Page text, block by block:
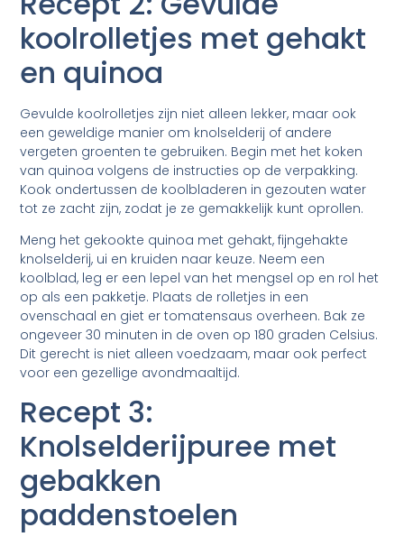
koolrolletjes met gehakt
en quinoa
Gevulde koolrolletjes zijn niet alleen lekker, maar ook
een geweldige manier om knolselderij of andere
vergeten groenten te gebruiken. Begin met het koken
van quinoa volgens de instructies op de verpakking.
Kook ondertussen de koolbladeren in gezouten water
tot ze zacht zijn, zodat je ze gemakkelijk kunt oprollen.
Meng het gekookte quinoa met gehakt, fijngehakte
knolselderij, ui en kruiden naar keuze. Neem een
koolblad, leg er een lepel van het mengsel op en rol het
op als een pakketje. Plaats de rolletjes in een
ovenschaal en giet er tomatensaus overheen. Bak ze
ongeveer 30 minuten in de oven op 180 graden Celsius.
Dit gerecht is niet alleen voedzaam, maar ook perfect
voor een gezellige avondmaaltijd.
Recept 3:
Knolselderijpuree met
gebakken
paddenstoelen